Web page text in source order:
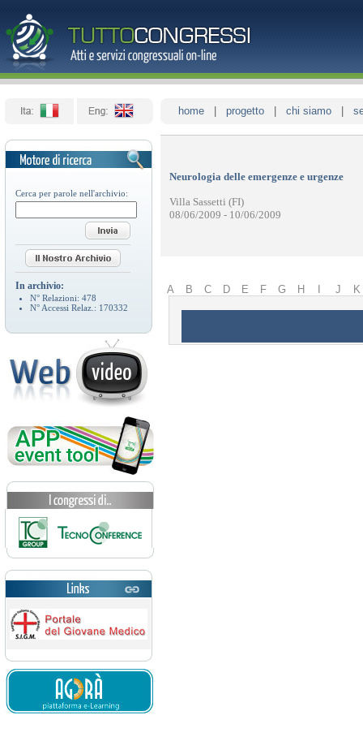
Cerca per parole nell'archivio:
In archivio:
N° Relazioni: 478
N° Accessi Relaz.: 170332
home progetto chi siamo
Neurologia delle emergenze e urgenze
Villa Sassetti (FI)
08/06/2009 - 10/06/2009
A B C D E F G H J K